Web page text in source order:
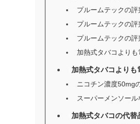
プルームテックの
プルームテックの
プルームテックの
加熱式タバコよりも
加熱式タバコよりも
ニコチン濃度50mg
スーパーメンソー
加熱式タバコの代替